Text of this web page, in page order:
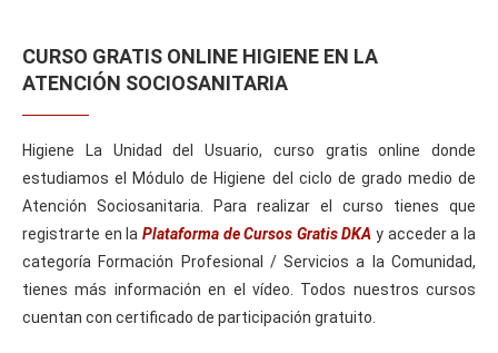
CURSO GRATIS ONLINE HIGIENE EN LA
ATENCIÓN SOCIOSANITARIA
Higiene La Unidad del Usuario, curso gratis online donde
estudiamos el Módulo de Higiene del ciclo de grado medio de
Atención Sociosanitaria. Para realizar el curso tienes que
registrarte en la Plataforma de Cursos Gratis DKA y acceder a la
categoría Formación Profesional / Servicios a la Comunidad,
tienes más información en el vídeo. Todos nuestros cursos
cuentan con certificado de participación gratuito.